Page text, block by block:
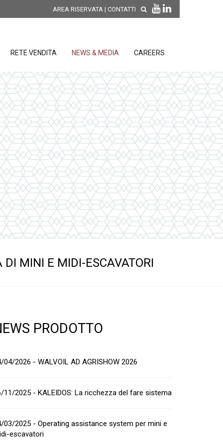
AREA RISERVATA | CONTATTI
SCOPRI LE NOVITÀ DI
PRODOTTO
CONDIZIONI GENERALI DI VENDITA E
DI GARANZIA
RETE VENDITA NEWS & MEDIA CAREERS
MINI E MIDI-ESCAVATORI
PRODOTTO
04/2026 - WALVOIL AD AGRISHOW 2026
11/2025 - KALEIDOS: La ricchezza del fare sistema
03/2025 - Operating assistance system per mini e
escavatori